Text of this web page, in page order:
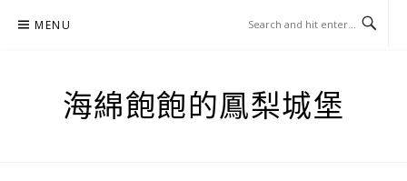
MENU
海綿飽飽的鳳梨城堡